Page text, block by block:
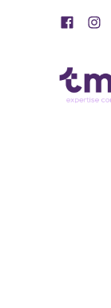
Aller
au